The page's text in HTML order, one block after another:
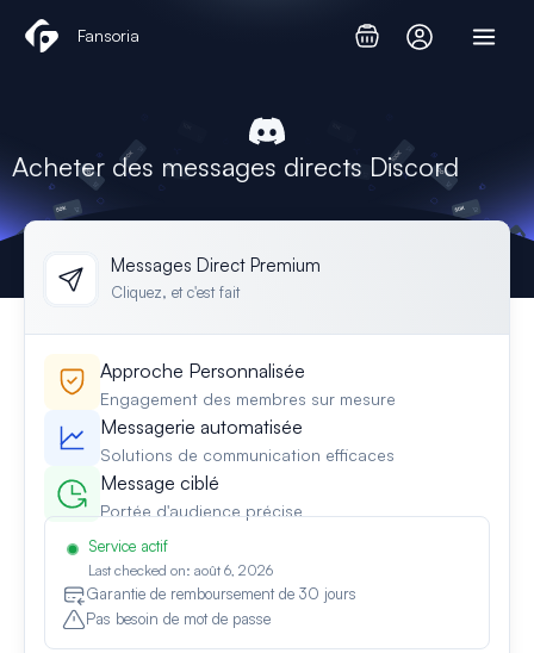
Fansoria
Acheter des messages directs Discord
Messages Direct Premium
Cliquez, et c'est fait
Approche Personnalisée
Engagement des membres sur mesure
Messagerie automatisée
Solutions de communication efficaces
Message ciblé
Portée d'audience précise
Service actif
Last checked on: août 6, 2026
Garantie de remboursement de 30 jours
Pas besoin de mot de passe